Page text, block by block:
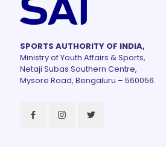
SPORTS AUTHORITY OF INDIA,
Ministry of Youth Affairs & Sports,
Netaji Subas Southern Centre,
Mysore Road, Bengaluru – 560056.